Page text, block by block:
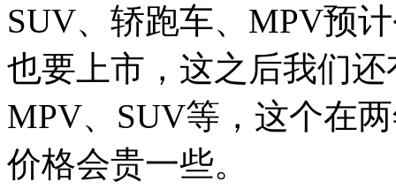
SUV、轿跑车、MPV预
也要上市，这之后我们
MPV、SUV等，这个在
价格会贵一些。